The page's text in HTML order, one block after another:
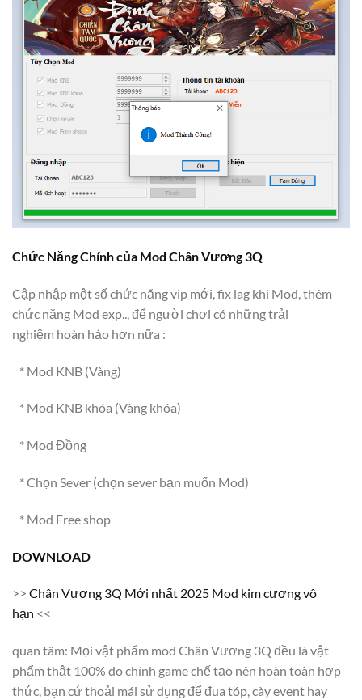
Chức Năng Chính của Mod Chân Vương 3Q
Cập nhập một số chức năng vip mới, fix lag khi Mod, thêm
chức năng Mod exp.., để người chơi có những trải
nghiệm hoàn hảo hơn nữa :
* Mod KNB (Vàng)
* Mod KNB khóa (Vàng khóa)
* Mod Đồng
* Chọn Sever (chọn sever bạn muốn Mod)
* Mod Free shop
DOWNLOAD
>> Chân Vương 3Q Mới nhất 2025 Mod kim cương vô
hạn <<
quan tâm: Mọi vật phẩm mod Chân Vương 3Q đều là vật
phẩm thật 100% do chính game chế tạo nên hoàn toàn hợp
thức, bạn cứ thoải mái sử dụng để đua tóp, cày event hay